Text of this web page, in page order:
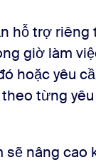
hỗ trợ riêng
giờ làm
hoặc yêu
từng
sẽ nâng cao